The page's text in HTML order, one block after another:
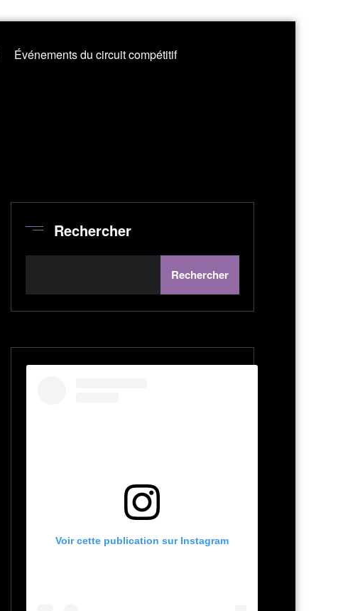
Événements du circuit compétitif
Rechercher
Rechercher
Voir cette publication sur Instagram